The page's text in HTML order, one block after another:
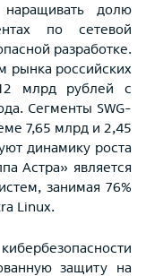
долю
по сетевой
разработке.
рынка российских
12 млрд рублей с
Сегменты SWG-
7,65 млрд и 2,45
динамику роста
Астра» является
занимая 76%
Linux.
защиту на